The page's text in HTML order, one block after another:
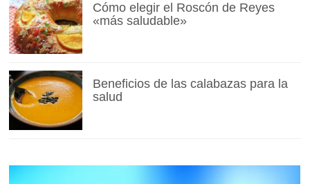
Cómo elegir el Roscón de Reyes
«más saludable»
Beneficios de las calabazas para la
salud